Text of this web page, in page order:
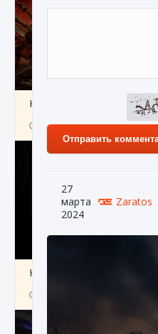
Как найти Гробницу
9 августа 2024
Как получить Thunder Egg
Отправить
27
марта
2024
Zaratos